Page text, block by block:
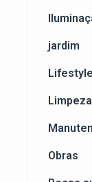
jardim
Lifestyle
Obras